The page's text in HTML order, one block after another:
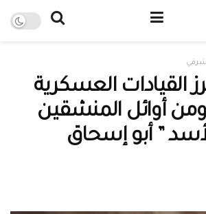
القيادات العسكرية
ومن أوائل المنشقين
” أبو إسحاق